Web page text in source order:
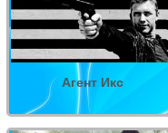
Агент Икс